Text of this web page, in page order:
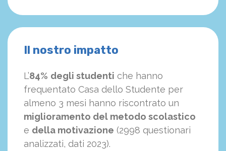
Il nostro impatto
L’84% degli studenti che hanno
frequentato Casa dello Studente per
almeno 3 mesi hanno riscontrato un
miglioramento del metodo scolastico
e della motivazione (2998 questionari
analizzati, dati 2023).